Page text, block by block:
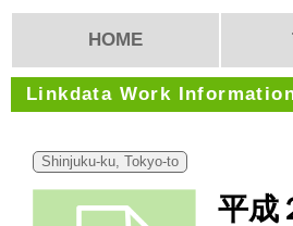
HOME
Linkdata Work
Shinjuku-ku, Tokyo-to
平成